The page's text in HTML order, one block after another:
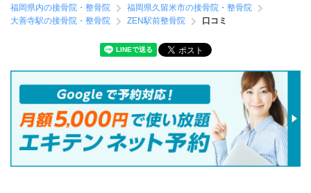
福岡県内の接骨院・整骨院
福岡県久留米市の接骨院・整骨院
大善寺駅の接骨院・整骨院
ZEN駅前整骨院 口コミ